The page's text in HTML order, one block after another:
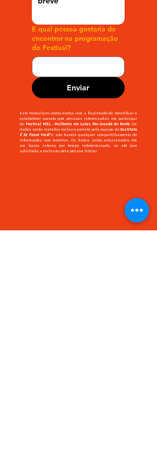
E qual pessoa gostaria de
encontrar na programação
do Festival?
Enviar
Este formulário coleta dados com a finalidade de identificar e
estabelecer contato com pessoas interessadas em participar
do Festival MEL - Mulheres em Lutas Rio Grande do Norte. Os
dados serão tratados exclusivamente pela equipe do Instituto
E Se Fosse Você?e não haverá qualquer compartilhamento de
informações com terceiros. Os dados serão armazenados em
um banco interno por tempo indeterminado, ou até que
solicitada a exclusão pela pessoa titular.